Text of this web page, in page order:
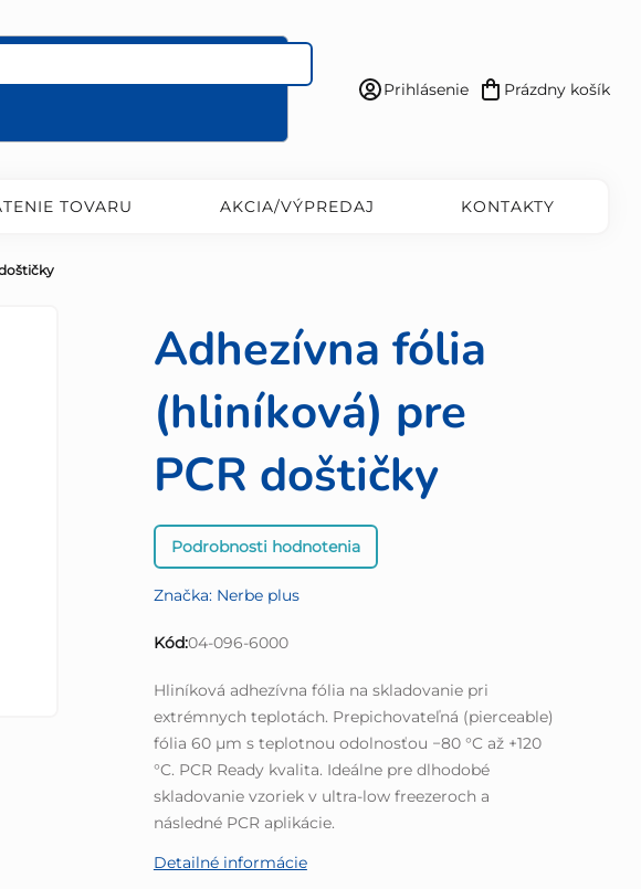
Prihlásenie
Nákupný
Prázdny košík
TOVARU AKCIA/VÝPREDAJ KONTAKTY
Adhezívna fólia
(hliníková) pre
PCR doštičky
Priemerné
hodnotenie
je
0,0
5
hviezdičiek.
Podrobnosti hodnotenia
Značka: Nerbe plus
Kód:04-096-6000
Hliníková adhezívna fólia na skladovanie pri
extrémnych teplotách. Prepichovateľná (pierceable)
fólia 60 μm s teplotnou odolnosťou −80 °C až +120
°C. PCR Ready kvalita. Ideálne pre dlhodobé
skladovanie vzoriek v ultra-low freezeroch a
následné PCR aplikácie.
Detailné informácie